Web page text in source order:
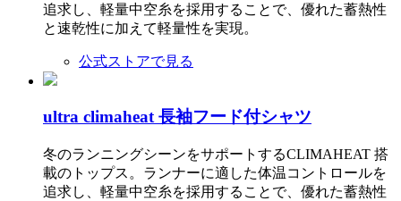
追求し、軽量中空糸を採用することで、優れた蓄熱性
と速乾性に加えて軽量性を実現。
公式ストアで見る
ultra climaheat 長袖フード付シャツ
冬のランニングシーンをサポートするCLIMAHEAT 搭
載のトップス。ランナーに適した体温コントロールを
追求し、軽量中空糸を採用することで、優れた蓄熱性